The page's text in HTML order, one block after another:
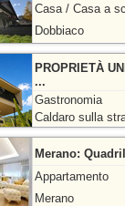
Casa / Casa a
Dobbiaco
PROPRIETÀ
...
Gastronomia
Caldaro sulla
Merano:
Appartamento
Merano